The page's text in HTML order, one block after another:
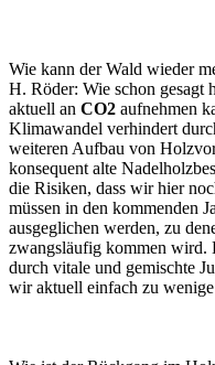
Wie kann der Wald wieder
H. Röder: Wie schon gesagt
aktuell an CO2 aufnehmen
Klimawandel verhindert
weiteren Aufbau von
konsequent alte
die Risiken, dass wir hier
müssen in den kommenden
ausgeglichen werden, zu
zwangsläufig kommen wird.
durch vitale und gemischte
wir aktuell einfach zu wenige